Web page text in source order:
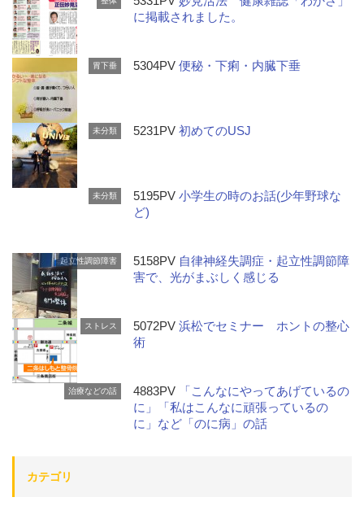
に掲載されました。
胃下垂 5304PV便秘・下痢・内臓下垂
未分類 5231PV初めてのUSJ
未分類 5195PV小学生の時のお話(少年野球な
ど)
起立性調節障害 5158PV 自律神経失調症・起立性調節障
害で、光がまぶしく感じる
ストレス 5072PV浜松でセミナー ホントの整心
術
治療などの話 4883PV
「こんなにやってあげているの
に」「私はこんなに頑張っているの
に」など「のに病」の話
カテゴリ